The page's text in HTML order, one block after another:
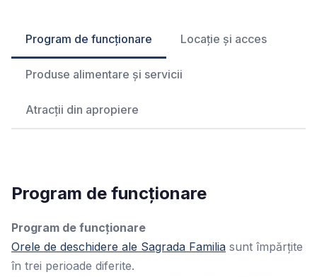
Program de funcționare Locație și acces
Produse alimentare și servicii
Atracții din apropiere
Program de funcționare
Program de funcționare
Orele de deschidere ale Sagrada Familia sunt împărțite
în trei perioade diferite.